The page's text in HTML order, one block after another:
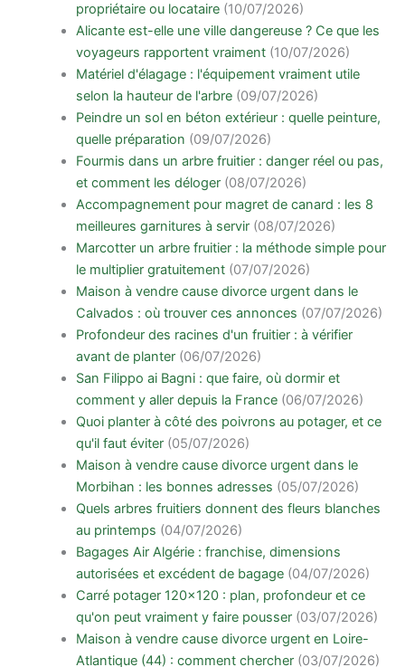
propriétaire ou locataire (10/07/2026)
Alicante est-elle une ville dangereuse ? Ce que les
voyageurs rapportent vraiment (10/07/2026)
Matériel d'élagage : l'équipement vraiment utile
selon la hauteur de l'arbre (09/07/2026)
Peindre un sol en béton extérieur : quelle peinture,
quelle préparation (09/07/2026)
Fourmis dans un arbre fruitier : danger réel ou pas,
et comment les déloger (08/07/2026)
Accompagnement pour magret de canard : les 8
meilleures garnitures à servir (08/07/2026)
Marcotter un arbre fruitier : la méthode simple pour
le multiplier gratuitement (07/07/2026)
Maison à vendre cause divorce urgent dans le
Calvados : où trouver ces annonces (07/07/2026)
Profondeur des racines d'un fruitier : à vérifier
avant de planter (06/07/2026)
San Filippo ai Bagni : que faire, où dormir et
comment y aller depuis la France (06/07/2026)
Quoi planter à côté des poivrons au potager, et ce
qu'il faut éviter (05/07/2026)
Maison à vendre cause divorce urgent dans le
Morbihan : les bonnes adresses (05/07/2026)
Quels arbres fruitiers donnent des fleurs blanches
au printemps (04/07/2026)
Bagages Air Algérie : franchise, dimensions
autorisées et excédent de bagage (04/07/2026)
Carré potager 120x120 : plan, profondeur et ce
qu'on peut vraiment y faire pousser (03/07/2026)
Maison à vendre cause divorce urgent en Loire-
Atlantique (44) : comment chercher (03/07/2026)